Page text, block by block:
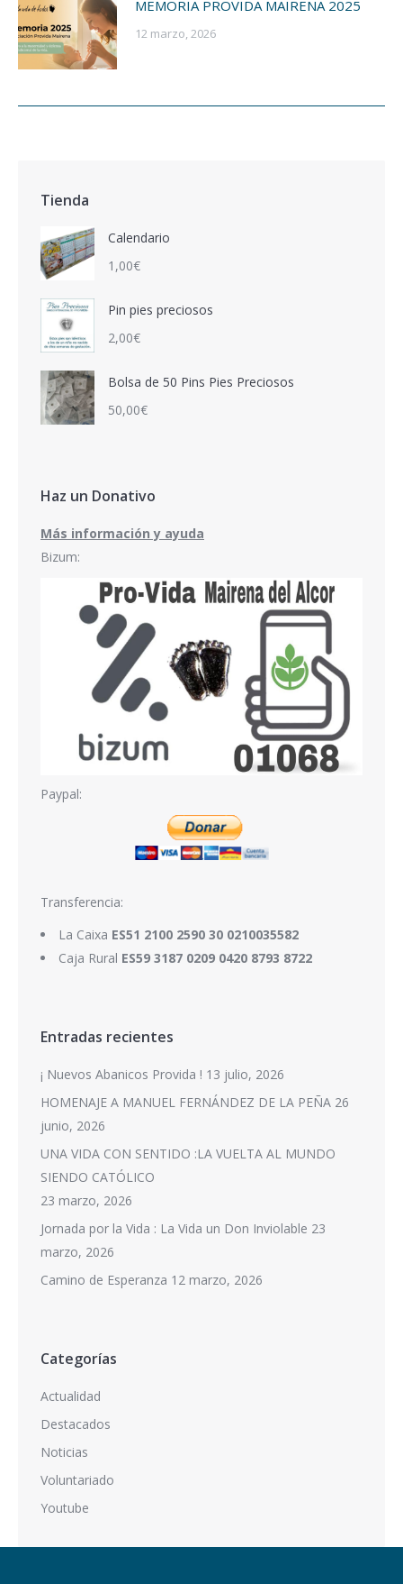
MEMORIA PROVIDA MAIRENA 2025
12 marzo, 2026
Tienda
Calendario
1,00€
Pin pies preciosos
2,00€
Bolsa de 50 Pins Pies Preciosos
50,00€
Haz un Donativo
Más información y ayuda
Bizum:
Paypal:
Transferencia:
La Caixa ES51 2100 2590 30 0210035582
Caja Rural ES59 3187 0209 0420 8793 8722
Entradas recientes
¡ Nuevos Abanicos Provida ! 13 julio, 2026
HOMENAJE A MANUEL FERNÁNDEZ DE LA PEÑA 26
junio, 2026
UNA VIDA CON SENTIDO :LA VUELTA AL MUNDO
SIENDO CATÓLICO
23 marzo, 2026
Jornada por la Vida : La Vida un Don Inviolable 23
marzo, 2026
Camino de Esperanza 12 marzo, 2026
Categorías
Actualidad
Destacados
Noticias
Voluntariado
Youtube